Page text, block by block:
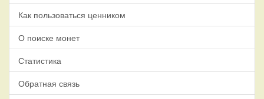
Как пользоваться ценником
О поиске монет
Статистика
Обратная связь